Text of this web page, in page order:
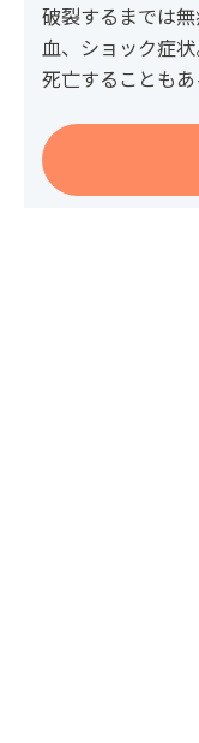
破裂するまでは
血、ショック症
死亡することもあ